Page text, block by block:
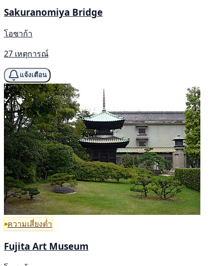
Sakuranomiya Bridge
โอซาก้า
27 เหตุการณ์
แจ้งเตือน
ความเสี่ยงต่ำ
Fujita Art Museum